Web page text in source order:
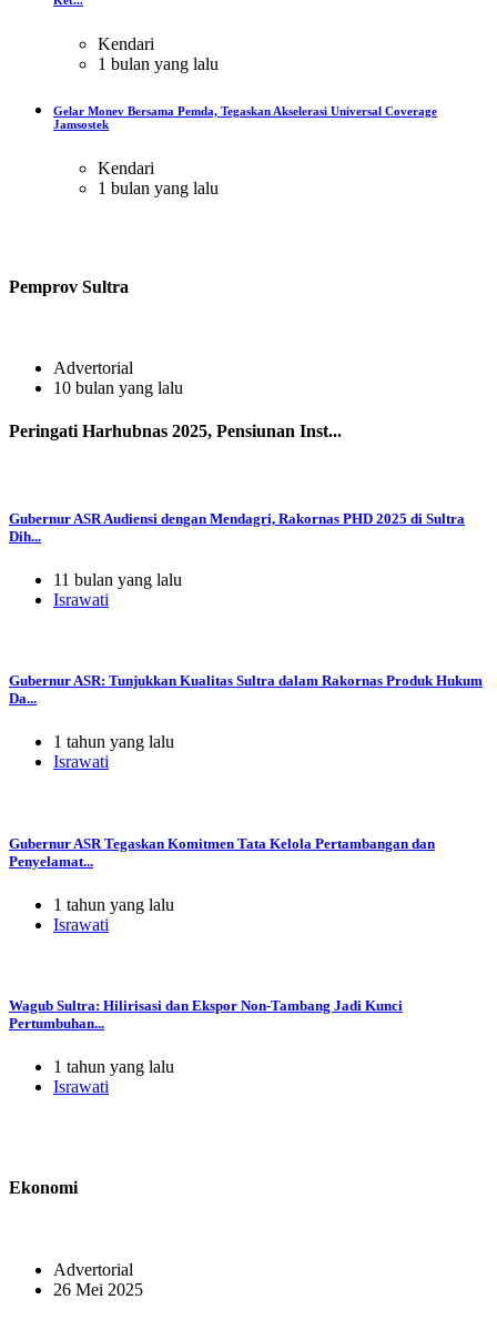
Kendari
1 bulan yang lalu
Gelar Monev Bersama Pemda, Tegaskan Akselerasi Universal Coverage
Jamsostek
Kendari
1 bulan yang lalu
Pemprov Sultra
Advertorial
10 bulan yang lalu
Peringati Harhubnas 2025, Pensiunan Inst...
Gubernur ASR Audiensi dengan Mendagri, Rakornas PHD 2025 di Sultra
Dih...
11 bulan yang lalu
Israwati
Gubernur ASR: Tunjukkan Kualitas Sultra dalam Rakornas Produk Hukum
Da...
1 tahun yang lalu
Israwati
Gubernur ASR Tegaskan Komitmen Tata Kelola Pertambangan dan
Penyelamat...
1 tahun yang lalu
Israwati
Wagub Sultra: Hilirisasi dan Ekspor Non-Tambang Jadi Kunci
Pertumbuhan...
1 tahun yang lalu
Israwati
Ekonomi
Advertorial
26 Mei 2025